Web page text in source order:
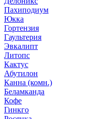
Пахиподиум
Юкка
Гортензия
Гаультерия
Эвкалипт
Литопс
Кактус
Абутилон
Канна (комн.)
Беламканда
Кофе
Гинкго